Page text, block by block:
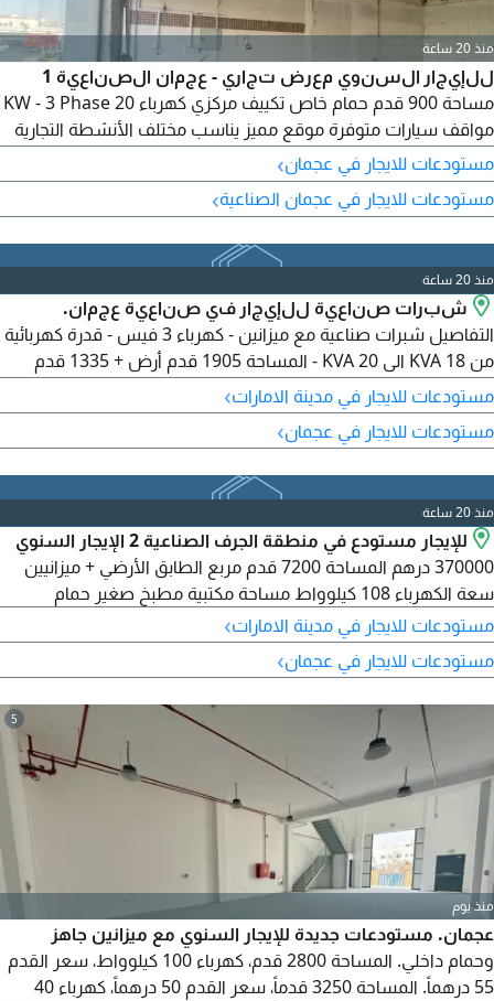
منذ 20 ساعة
للإيجار السنوي معرض تجاري - عجمان الصناعية 1
مساحة 900 قدم حمام خاص تكييف مركزي كهرباء 20 KW - 3 Phase
مواقف سيارات متوفرة موقع مميز يناسب مختلف الأنشطة التجارية
Showroom for rent - Ajman Industrial Area 1 900 SqFt
Private Washroom Central AC 20 KW - 3 Phase Power
business activities
مستودعات للايجار في عجمان›
مستودعات للايجار في عجمان الصناعية›
منذ 20 ساعة
شبرات صناعية للإيجار في صناعية عجمان.
التفاصيل شبرات صناعية مع ميزانين - كهرباء 3 فيس - قدرة كهربائية
من 18 KVA الى 20 KVA - المساحة 1905 قدم أرض + 1335 قدم
ميزانين 3240 قدم اجمالي - مناسبة للمخازن والورش والأعمال
الصناعية الإيجار السنوي 100000 درهم
مستودعات للايجار في مدينة الامارات›
مستودعات للايجار في عجمان›
منذ 20 ساعة
للإيجار مستودع في منطقة الجرف الصناعية 2 الإيجار السنوي
370000 درهم المساحة 7200 قدم مربع الطابق الأرضي + ميزانيين
سعة الكهرباء 108 كيلوواط مساحة مكتبية مطبخ صغير حمام
مستودعات للايجار في مدينة الامارات›
مستودعات للايجار في عجمان›
5
منذ يوم
عجمان. مستودعات جديدة للإيجار السنوي مع ميزانين جاهز
وحمام داخلي. المساحة 2800 قدم، كهرباء 100 كيلوواط، سعر القدم
55 درهماً. المساحة 3250 قدماً، سعر القدم 50 درهماً، كهرباء 40